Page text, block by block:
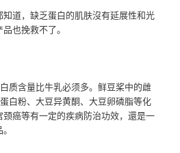
道，缺乏蛋白的肌肤沒有延展性和光
也挽救不了。
质含量比牛乳必须多。鲜豆桨中的雌
白粉、大豆异黄酮、大豆卵磷脂等化
癌等有一定的疾病防治功效，還是一